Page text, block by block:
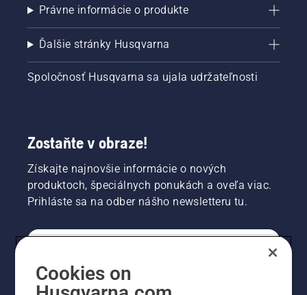
Právne informácie o produkte
Ďalšie stránky Husqvarna
Spoločnosť Husqvarna sa ujala udržateľnosti
Zostaňte v obraze!
Získajte najnovšie informácie o nových
produktoch, špeciálnych ponukách a oveľa viac.
Prihláste sa na odber nášho newsletteru tu.
Cookies on